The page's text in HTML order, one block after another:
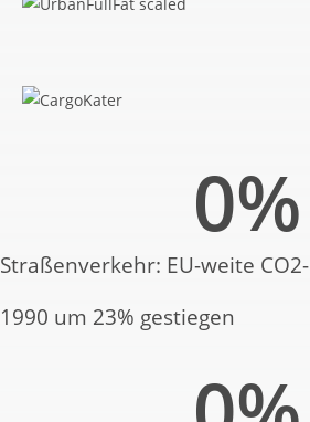
Straßenverkehr: EU-weite
1990 um 23% gestiegen
0%